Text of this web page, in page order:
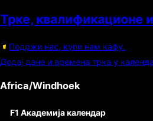
Трке, квалификационе
Подржи нас, купи нам кафу.
Додај дане и времена трка у
Africa/Windhoek
F1 Академија календар